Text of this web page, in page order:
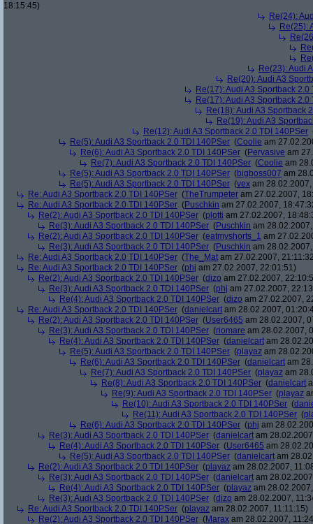
18:15:45)
Re(24):
Re(25):
Re(23): Audi
Re(20): Audi A3
Re(17): Audi A3 Sportback 2.0
Re(17): Audi A3 Sportback 2.0
Re(18): Audi A3 Sportback
Re(19): Audi A3
Re(12): Audi A3 Sportback 2.0 TDI 140PSer
Re(5): Audi A3 Sportback 2.0 TDI 140PSer (Coolie am
Re(6): Audi A3 Sportback 2.0 TDI 140PSer (Pervasive am
Re(7): Audi A3 Sportback 2.0 TDI 140PSer (Coolie am
Re(5): Audi A3 Sportback 2.0 TDI 140PSer (bigboss007 am
Re(5): Audi A3 Sportback 2.0 TDI 140PSer (vex am
Re: Audi A3 Sportback 2.0 TDI 140PSer (TheTrumpeter am 27.02.2007,
Re: Audi A3 Sportback 2.0 TDI 140PSer (Puschkin am 27.02.2007,
Re(2): Audi A3 Sportback 2.0 TDI 140PSer (plotti am 27.02.2007,
Re(3): Audi A3 Sportback 2.0 TDI 140PSer (Puschkin am
Re(2): Audi A3 Sportback 2.0 TDI 140PSer (eatmyshorts_1 am
Re(3): Audi A3 Sportback 2.0 TDI 140PSer (Puschkin am
Re: Audi A3 Sportback 2.0 TDI 140PSer (The_Mat am 27.02.2007,
Re: Audi A3 Sportback 2.0 TDI 140PSer (phj am 27.02.2007, 22:01:51)
Re(2): Audi A3 Sportback 2.0 TDI 140PSer (dizo am 27.02.2007,
Re(3): Audi A3 Sportback 2.0 TDI 140PSer (phj am 27.02.2007,
Re(4): Audi A3 Sportback 2.0 TDI 140PSer (dizo am 27.02.2007,
Re: Audi A3 Sportback 2.0 TDI 140PSer (danielcart am 28.02.2007,
Re(2): Audi A3 Sportback 2.0 TDI 140PSer (User6465 am 28.02.2007,
Re(3): Audi A3 Sportback 2.0 TDI 140PSer (riomare am 28.02.2007,
Re(4): Audi A3 Sportback 2.0 TDI 140PSer (danielcart am
Re(5): Audi A3 Sportback 2.0 TDI 140PSer (playaz am
Re(6): Audi A3 Sportback 2.0 TDI 140PSer (danielcart am
Re(7): Audi A3 Sportback 2.0 TDI 140PSer (playaz am
Re(8): Audi A3 Sportback 2.0 TDI 140PSer (danielcart
Re(9): Audi A3 Sportback 2.0 TDI 140PSer (playaz
Re(10): Audi A3 Sportback 2.0 TDI 140PSer (
Re(11): Audi A3 Sportback 2.0 TDI 140PSer (
Re(6): Audi A3 Sportback 2.0 TDI 140PSer (phj am
Re(3): Audi A3 Sportback 2.0 TDI 140PSer (danielcart am
Re(4): Audi A3 Sportback 2.0 TDI 140PSer (User6465 am
Re(5): Audi A3 Sportback 2.0 TDI 140PSer (danielcart am
Re(2): Audi A3 Sportback 2.0 TDI 140PSer (playaz am 28.02.2007,
Re(3): Audi A3 Sportback 2.0 TDI 140PSer (danielcart am
Re(4): Audi A3 Sportback 2.0 TDI 140PSer (playaz am
Re(3): Audi A3 Sportback 2.0 TDI 140PSer (dizo am 28.02.2007,
Re: Audi A3 Sportback 2.0 TDI 140PSer (playaz am 28.02.2007, 11:11:15)
Re(2): Audi A3 Sportback 2.0 TDI 140PSer (Marax am 28.02.2007,